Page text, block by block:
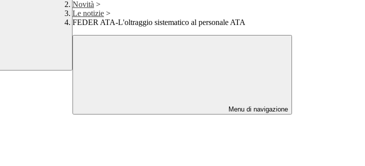
Novità >
Le notizie >
FEDER ATA-L'oltraggio sistematico al personale ATA
Menu di navigazione